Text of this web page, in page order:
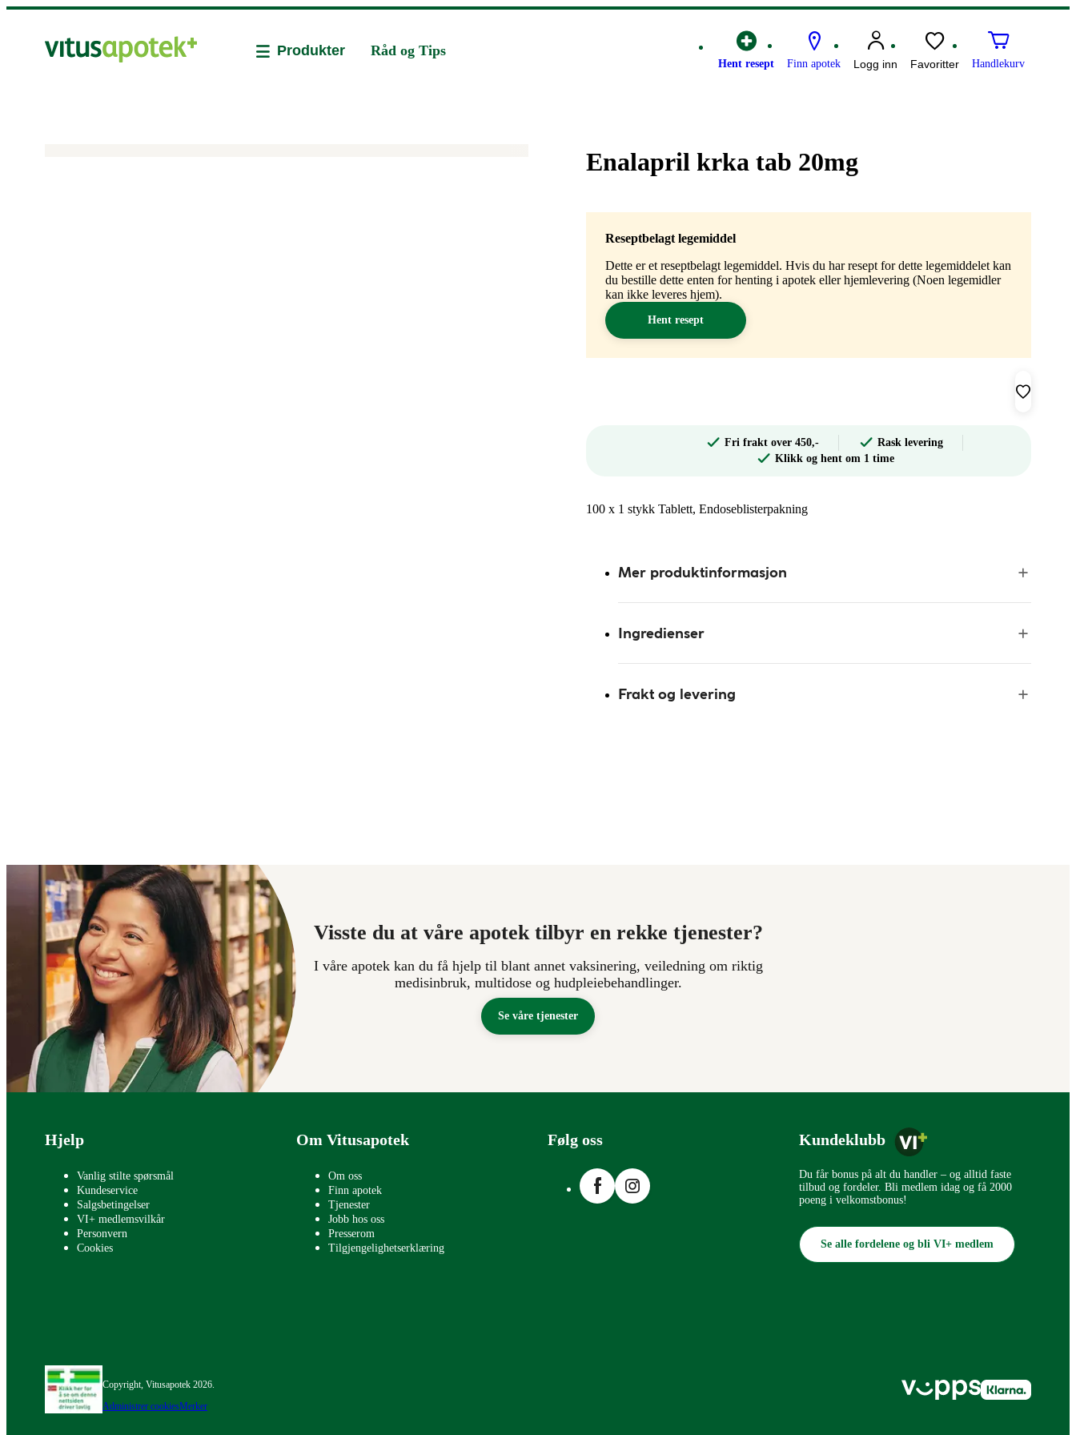
Hent resept Finn apotek Logg inn Favoritter Handlekurv
Produkter Råd og Tips
Enalapril krka tab 20mg
Reseptbelagt legemiddel
Dette er et reseptbelagt legemiddel. Hvis du har resept for dette legemiddelet kan
du bestille dette enten for henting i apotek eller hjemlevering (Noen legemidler
kan ikke leveres hjem).
Hent resept
Fri frakt over 450,-
Rask levering
Klikk og hent om 1 time
100 x 1 stykk Tablett, Endoseblisterpakning
Mer produktinformasjon
Ingredienser
Frakt og levering
Visste du at våre apotek tilbyr en rekke tjenester?
I våre apotek kan du få hjelp til blant annet vaksinering, veiledning om riktig
medisinbruk, multidose og hudpleiebehandlinger.
Se våre tjenester
Bunntekst
Hjelp
Vanlig stilte spørsmål
Kundeservice
Salgsbetingelser
VI+ medlemsvilkår
Personvern
Cookies
Om Vitusapotek
Om oss
Finn apotek
Tjenester
Jobb hos oss
Presserom
Tilgjengelighetserklæring
Følg oss
FacebookInstagram
Kundeklubb
Du får bonus på alt du handler – og alltid faste
tilbud og fordeler. Bli medlem idag og få 2000
poeng i velkomstbonus!
Se alle fordelene og bli VI+ medlem
Copyright, Vitusapotek 2026.
Administrer cookiesMerker